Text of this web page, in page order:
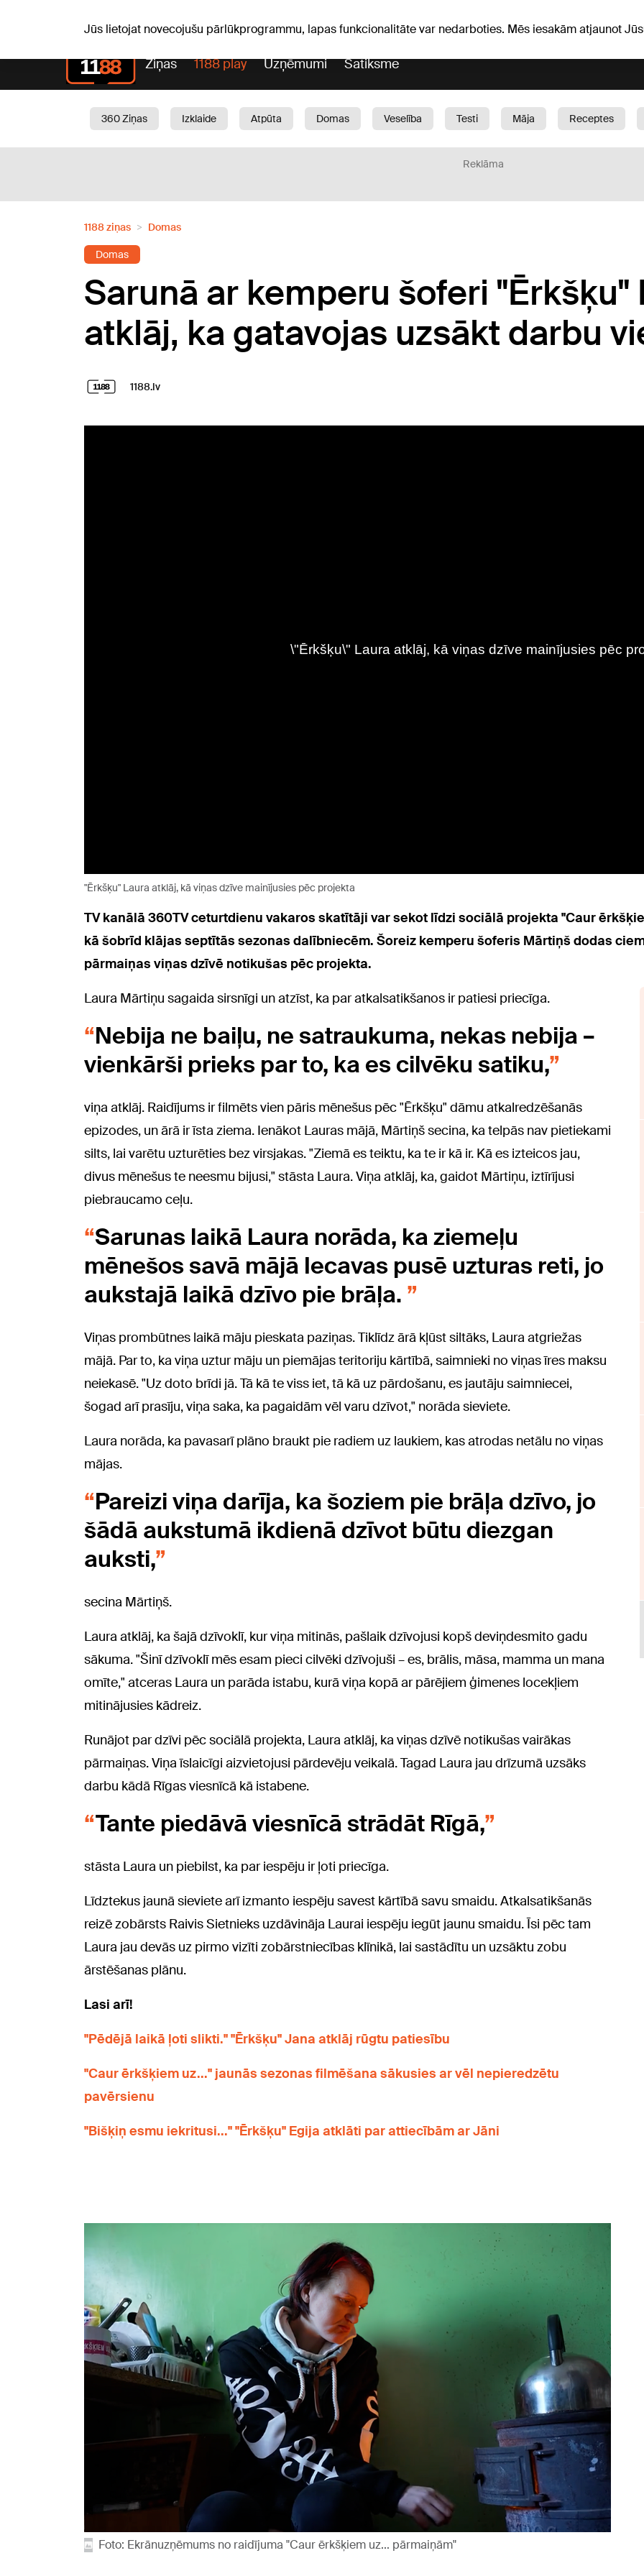
Jūs lietojat novecojušu pārlūkprogrammu, lapas funkcionalitāte var nedarboties. Mēs iesakām atjaunot
Ziņas 1188 play Uzņēmumi Satiksme
360 Ziņas Izklaide Atpūta Domas Veselība Testi Māja Receptes
Reklāma
1188 ziņas Domas
Domas
Sarunā ar kemperu šoferi "Ērkšķu"
atklāj, ka gatavojas uzsākt darbu
1188.lv
"Ērkšķu" Laura atklāj, kā viņas dzīve mainījusies pēc projekta
TV kanālā 360TV ceturtdienu vakaros skatītāji var sekot līdzi sociālā projekta "Caur
kā šobrīd klājas septītās sezonas dalībniecēm. Šoreiz kemperu šoferis Mārtiņš dodas
pārmaiņas viņas dzīvē notikušas pēc projekta.
Laura Mārtiņu sagaida sirsnīgi un atzīst, ka par atkalsatikšanos ir patiesi priecīga.
Nebija ne baiļu, ne satraukuma, nekas nebija –
vienkārši prieks par to, ka es cilvēku satiku,
viņa atklāj. Raidījums ir filmēts vien pāris mēnešus pēc "Ērkšķu" dāmu atkalredzēšanās
epizodes, un ārā ir īsta ziema. Ienākot Lauras mājā, Mārtiņš secina, ka telpās nav pietiekami
silts, lai varētu uzturēties bez virsjakas. "Ziemā es teiktu, ka te ir kā ir. Kā es izteicos jau,
divus mēnešus te neesmu bijusi," stāsta Laura. Viņa atklāj, ka, gaidot Mārtiņu, iztīrījusi
piebraucamo ceļu.
Sarunas laikā Laura norāda, ka ziemeļu
mēnešos savā mājā Iecavas pusē uzturas reti, jo
aukstajā laikā dzīvo pie brāļa.
Viņas prombūtnes laikā māju pieskata paziņas. Tiklīdz ārā kļūst siltāks, Laura atgriežas
mājā. Par to, ka viņa uztur māju un piemājas teritoriju kārtībā, saimnieki no viņas īres maksu
neiekasē. "Uz doto brīdi jā. Tā kā te viss iet, tā kā uz pārdošanu, es jautāju saimniecei,
šogad arī prasīju, viņa saka, ka pagaidām vēl varu dzīvot," norāda sieviete.
Laura norāda, ka pavasarī plāno braukt pie radiem uz laukiem, kas atrodas netālu no viņas
mājas.
Pareizi viņa darīja, ka šoziem pie brāļa dzīvo, jo
šādā aukstumā ikdienā dzīvot būtu diezgan
auksti,
secina Mārtiņš.
Laura atklāj, ka šajā dzīvoklī, kur viņa mitinās, pašlaik dzīvojusi kopš deviņdesmito gadu
sākuma. "Šinī dzīvoklī mēs esam pieci cilvēki dzīvojuši – es, brālis, māsa, mamma un mana
omīte," atceras Laura un parāda istabu, kurā viņa kopā ar pārējiem ģimenes locekļiem
mitinājusies kādreiz.
Runājot par dzīvi pēc sociālā projekta, Laura atklāj, ka viņas dzīvē notikušas vairākas
pārmaiņas. Viņa īslaicīgi aizvietojusi pārdevēju veikalā. Tagad Laura jau drīzumā uzsāks
darbu kādā Rīgas viesnīcā kā istabene.
Tante piedāvā viesnīcā strādāt Rīgā,
stāsta Laura un piebilst, ka par iespēju ir ļoti priecīga.
Līdztekus jaunā sieviete arī izmanto iespēju savest kārtībā savu smaidu. Atkalsatikšanās
reizē zobārsts Raivis Sietnieks uzdāvināja Laurai iespēju iegūt jaunu smaidu. Īsi pēc tam
Laura jau devās uz pirmo vizīti zobārstniecības klīnikā, lai sastādītu un uzsāktu zobu
ārstēšanas plānu.
Lasi arī!
"Pēdējā laikā ļoti slikti." "Ērkšķu" Jana atklāj rūgtu patiesību
"Caur ērkšķiem uz..." jaunās sezonas filmēšana sākusies ar vēl nepieredzētu
pavērsienu
"Bišķiņ esmu iekritusi..." "Ērkšķu" Egija atklāti par attiecībām ar Jāni
Foto: Ekrānuzņēmums no raidījuma "Caur ērkšķiem uz... pārmaiņām"